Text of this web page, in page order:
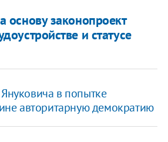
основу законопроект
и статусе
в попытке
авторитарную демократию